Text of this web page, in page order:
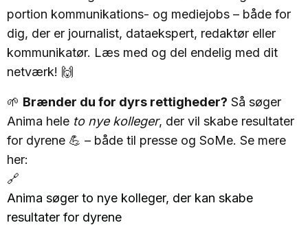
portion kommunikations- og mediejobs – både for
dig, der er journalist, dataekspert, redaktør eller
kommunikatør. Læs med og del endelig med dit
netværk! 🙌
🌱 Brænder du for dyrs rettigheder? Så søger
Anima hele to nye kolleger, der vil skabe resultater
for dyrene 💪 – både til presse og SoMe. Se mere
her:
🔗
Anima søger to nye kolleger, der kan skabe
resultater for dyrene